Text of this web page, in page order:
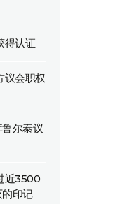
得认证
议会职权
尔泰议
近3500
印记